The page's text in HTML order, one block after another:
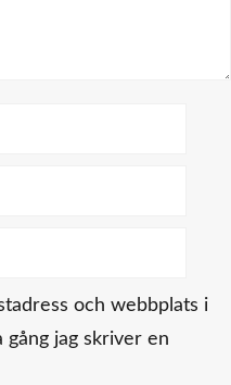
och webbplats i
jag skriver en